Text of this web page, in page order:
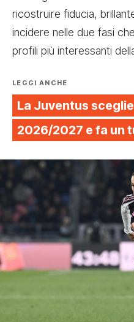
ricostruire fiducia,
incidere nelle due fasi
profili più interessanti
LEGGI ANCHE
La Juventus
2026/2027 e fa un